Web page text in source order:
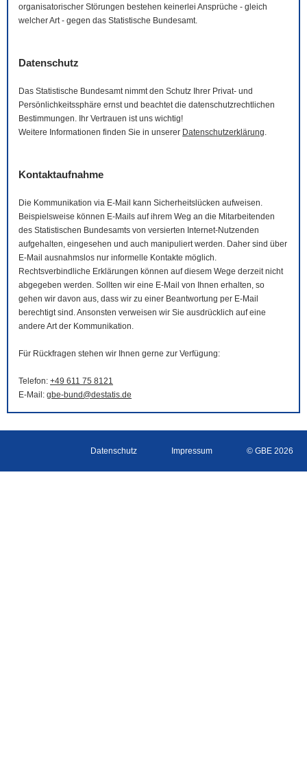
organisatorischer Störungen bestehen keinerlei Ansprüche - gleich
welcher Art - gegen das Statistische Bundesamt.
Datenschutz
Das Statistische Bundesamt nimmt den Schutz Ihrer Privat- und
Persönlichkeitssphäre ernst und beachtet die datenschutzrechtlichen
Bestimmungen. Ihr Vertrauen ist uns wichtig!
Weitere Informationen finden Sie in unserer Datenschutzerklärung.
Kontaktaufnahme
Die Kommunikation via E-Mail
kann Sicherheitslücken aufweisen.
Beispielsweise können E-Mails auf ihrem Weg an die Mitarbeitenden
des Statistischen Bundesamts von versierten Internet-Nutzenden
aufgehalten, eingesehen und auch manipuliert werden. Daher sind über
E-Mail ausnahmslos nur informelle Kontakte möglich.
Rechtsverbindliche Erklärungen können auf diesem Wege derzeit nicht
abgegeben werden. Sollten wir eine E-Mail von Ihnen erhalten, so
gehen wir davon aus, dass wir zu einer Beantwortung per E-Mail
berechtigt sind. Ansonsten verweisen wir Sie ausdrücklich auf eine
andere Art der Kommunikation.
Für Rückfragen stehen wir Ihnen gerne zur Verfügung:
Telefon: +49 611 75 8121
E-Mail : gbe-bund@destatis.de
Datenschutz Impressum © GBE 2026